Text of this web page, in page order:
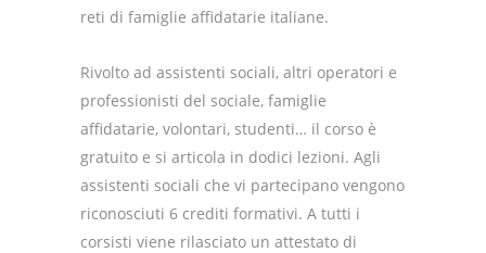
reti di famiglie affidatarie italiane.
Rivolto ad assistenti sociali, altri operatori e
professionisti del sociale, famiglie
affidatarie, volontari, studenti… il corso è
gratuito e si articola in dodici lezioni. Agli
assistenti sociali che vi partecipano vengono
riconosciuti 6 crediti formativi. A tutti i
corsisti viene rilasciato un attestato di